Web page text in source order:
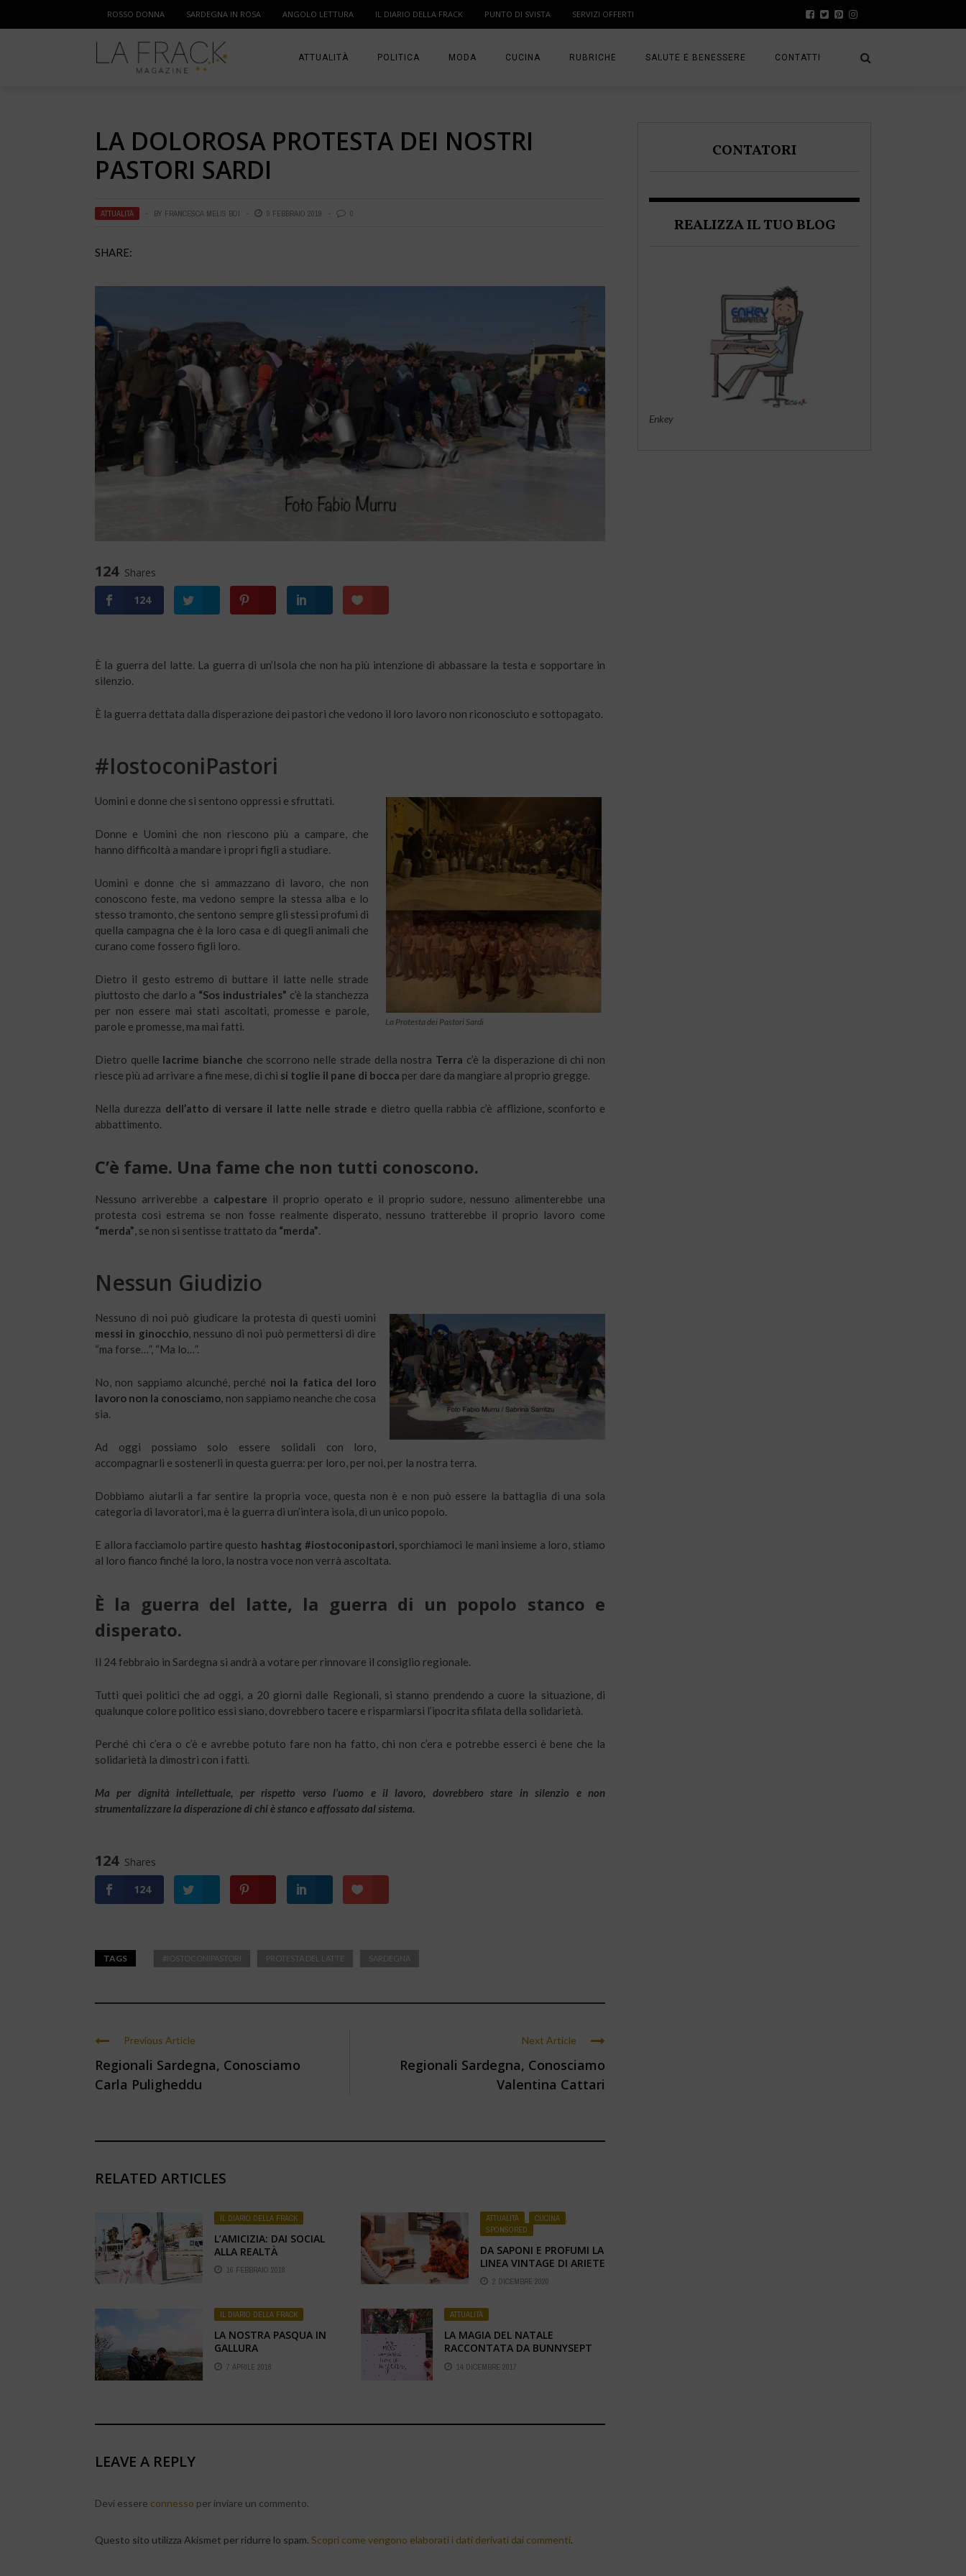
ROSSO DONNA SARDEGNA IN ROSA ANGOLO LETTURA IL DIARIO DELLA FRACK PUNTO DI SVISTA SERVIZI OFFERTI
ATTUALITÀ
MAMMA
POLITICA MODA CUCINA RUBRICHE
TI PRESENTO UNA BLOGGER
SALUTE E BENESSERE CONTATTI
LA DOLOROSA PROTESTA DEI NOSTRI
PASTORI SARDI
ATTUALITÀ BY FRANCESCA MELIS BOI 9 FEBBRAIO 2019 0
SHARE:
124 Shares
124
È la guerra del latte. La guerra di un’Isola che non ha più intenzione di abbassare la testa e sopportare in
silenzio.
È la guerra dettata dalla disperazione dei pastori che vedono il loro lavoro non riconosciuto e sottopagato.
#IostoconiPastori
La Protesta dei Pastori Sardi
Uomini e donne che si sentono oppressi e sfruttati.
Donne e Uomini che non riescono più a campare, che
hanno difficoltà a mandare i propri figli a studiare.
Uomini e donne che si ammazzano di lavoro, che non
conoscono feste, ma vedono sempre la stessa alba e lo
stesso tramonto, che sentono sempre gli stessi profumi di
quella campagna che è la loro casa e di quegli animali che
curano come fossero figli loro.
Dietro il gesto estremo di buttare il latte nelle strade
piuttosto che darlo a “Sos industriales” c’è la stanchezza
per non essere mai stati ascoltati, promesse e parole,
parole e promesse, ma mai fatti.
Dietro quelle lacrime bianche che scorrono nelle strade della nostra Terra c’è la disperazione di chi non
riesce più ad arrivare a fine mese, di chi si toglie il pane di bocca per dare da mangiare al proprio gregge.
Nella durezza dell’atto di versare il latte nelle strade e dietro quella rabbia c’è afflizione, sconforto e
abbattimento.
C’è fame. Una fame che non tutti conoscono.
Nessuno arriverebbe a calpestare il proprio operato e il proprio sudore, nessuno alimenterebbe una
protesta così estrema se non fosse realmente disperato, nessuno tratterebbe il proprio lavoro come
“merda”, se non si sentisse trattato da “merda”.
Nessun Giudizio
Nessuno di noi può giudicare la protesta di questi uomini
messi in ginocchio, nessuno di noi può permettersi di dire
“ma forse…”, “Ma lo…”.
No, non sappiamo alcunché, perché noi la fatica del loro
lavoro non la conosciamo, non sappiamo neanche che cosa
sia.
Ad oggi possiamo solo essere solidali con loro,
accompagnarli e sostenerli in questa guerra: per loro, per noi, per la nostra terra.
Dobbiamo aiutarli a far sentire la propria voce, questa non è e non può essere la battaglia di una sola
categoria di lavoratori, ma è la guerra di un’intera isola, di un unico popolo.
E allora facciamolo partire questo hashtag #iostoconipastori, sporchiamoci le mani insieme a loro, stiamo
al loro fianco finché la loro, la nostra voce non verrà ascoltata.
È la guerra del latte, la guerra di un popolo stanco e
disperato.
Il 24 febbraio in Sardegna si andrà a votare per rinnovare il consiglio regionale.
Tutti quei politici che ad oggi, a 20 giorni dalle Regionali, si stanno prendendo a cuore la situazione, di
qualunque colore politico essi siano, dovrebbero tacere e risparmiarsi l’ipocrita sfilata della solidarietà.
Perché chi c’era o c’è e avrebbe potuto fare non ha fatto, chi non c’era e potrebbe esserci è bene che la
solidarietà la dimostri con i fatti.
Ma per dignità intellettuale, per rispetto verso l’uomo e il lavoro, dovrebbero stare in silenzio e non
strumentalizzare la disperazione di chi è stanco e affossato dal sistema.
124 Shares
124
TAGS #IOSTOCONIPASTORI PROTESTA DEL LATTE SARDEGNA
Previous Article
Regionali Sardegna, Conosciamo
Carla Puligheddu
Next Article
Regionali Sardegna, Conosciamo
Valentina Cattari
RELATED ARTICLES
IL DIARIO DELLA FRACK
L’AMICIZIA: DAI SOCIAL
ALLA REALTÀ
16 FEBBRAIO 2018
ATTUALITÀ CUCINA
SPONSORED
DA SAPONI E PROFUMI LA
LINEA VINTAGE DI ARIETE
2 DICEMBRE 2020
IL DIARIO DELLA FRACK
LA NOSTRA PASQUA IN
GALLURA
7 APRILE 2018
ATTUALITÀ
LA MAGIA DEL NATALE
RACCONTATA DA BUNNYSEPT
14 DICEMBRE 2017
LEAVE A REPLY
Devi essere connesso per inviare un commento.
Questo sito utilizza Akismet per ridurre lo spam. Scopri come vengono elaborati i dati derivati dai commenti.
CONTATORI
REALIZZA IL TUO BLOG
Enkey